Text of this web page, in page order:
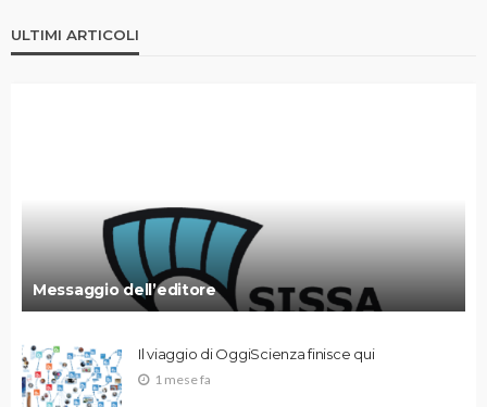
ULTIMI ARTICOLI
Messaggio dell’editore
Il viaggio di OggiScienza finisce qui
1 mese fa